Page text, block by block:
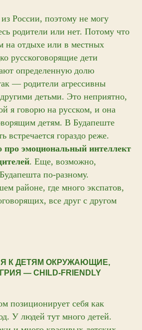
России, поэтому не могу
родители или нет. Потому что
на отдыхе или в местных
русскоговорящие дети
определенную долю
— родители агрессивны
детьми. Это неприятно,
я говорю на русском, и она
детям. В Будапеште
встречается гораздо реже.
про эмоциональный интеллект
. Еще, возможно,
по-разному.
районе, где много экспатов,
все друг с другом
К ДЕТЯМ ОКРУЖАЮЩИЕ,
— CHILD-FRIENDLY
позиционирует себя как
У людей тут много детей.
–